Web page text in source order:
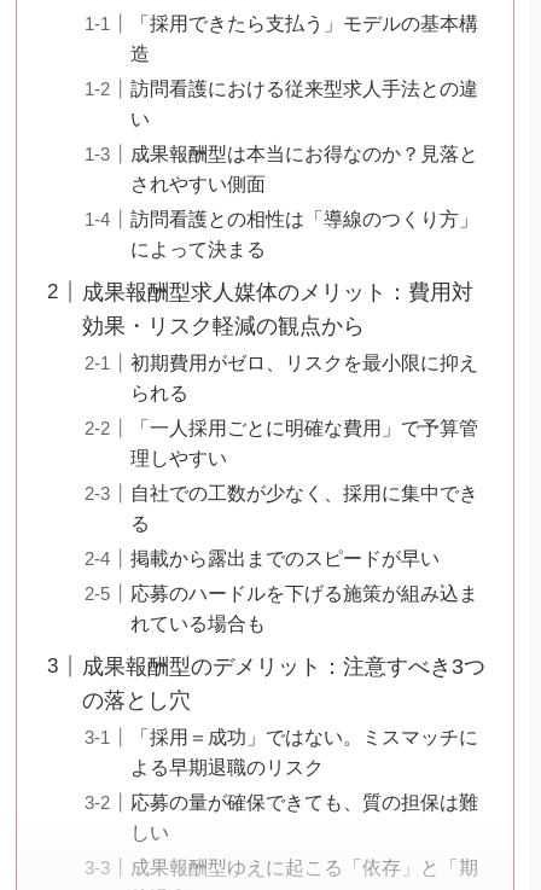
「採用できたら支払う」モデルの基本構
造
訪問看護における従来型求人手法との違
い
成果報酬型は本当にお得なのか？見落と
されやすい側面
訪問看護との相性は「導線のつくり方」
によって決まる
成果報酬型求人媒体のメリット：費用対
効果・リスク軽減の観点から
初期費用がゼロ、リスクを最小限に抑え
られる
「一人採用ごとに明確な費用」で予算管
理しやすい
自社での工数が少なく、採用に集中でき
る
掲載から露出までのスピードが早い
応募のハードルを下げる施策が組み込ま
れている場合も
成果報酬型のデメリット：注意すべき3つ
の落とし穴
「採用＝成功」ではない。ミスマッチに
よる早期退職のリスク
応募の量が確保できても、質の担保は難
しい
成果報酬型ゆえに起こる「依存」と「期